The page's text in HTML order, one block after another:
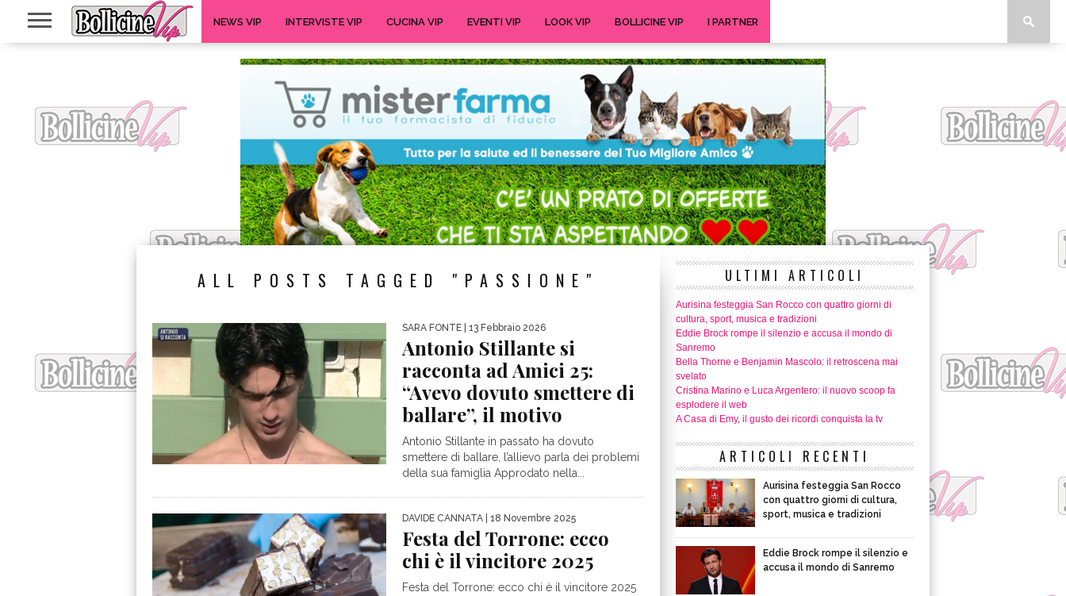
NEWS VIP INTERVISTE VIP CUCINA VIP EVENTI VIP LOOK VIP BOLLICINE VIP I PARTNER
ALL POSTS TAGGED "PASSIONE"
SARA FONTE | 13 Febbraio 2026
Antonio Stillante si
racconta ad Amici 25:
“Avevo dovuto smettere di
ballare”, il motivo
Antonio Stillante in passato ha dovuto
smettere di ballare, l’allievo parla dei problemi
della sua famiglia Approdato nella...
DAVIDE CANNATA | 18 Novembre 2025
Festa del Torrone: ecco
chi è il vincitore 2025
Festa del Torrone: ecco chi è il vincitore 2025
ULTIMI ARTICOLI
Aurisina festeggia San Rocco con quattro giorni di
cultura, sport, musica e tradizioni
Eddie Brock rompe il silenzio e accusa il mondo di
Sanremo
Bella Thorne e Benjamin Mascolo: il retroscena mai
svelato
Cristina Marino e Luca Argentero: il nuovo scoop fa
esplodere il web
A Casa di Emy, il gusto dei ricordi conquista la tv
ARTICOLI RECENTI
Aurisina festeggia San Rocco
con quattro giorni di cultura,
sport, musica e tradizioni
Eddie Brock rompe il silenzio e
accusa il mondo di Sanremo